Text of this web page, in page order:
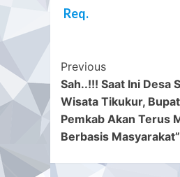
Req.
Post
Navigation
Previous
Sah..!!! Saat Ini Desa
Wisata Tikukur,
Pemkab Akan Terus
Berbasis Masyarakat”